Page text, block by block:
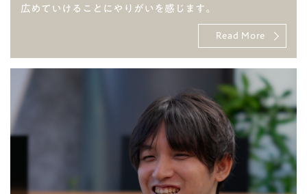
広めていけることにやりがいを感じます。
Read More